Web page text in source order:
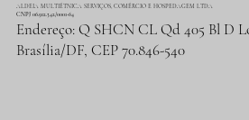
ALDEIA MULTIÉTNICA SERVIÇOS, COMÉRCIO E HOSPEDAGEM LTDA
CNPJ 06.912.342/0001-64
Endereço: Q SHCN CL Qd 405 Bl D
Brasília/DF, CEP 70.846-540